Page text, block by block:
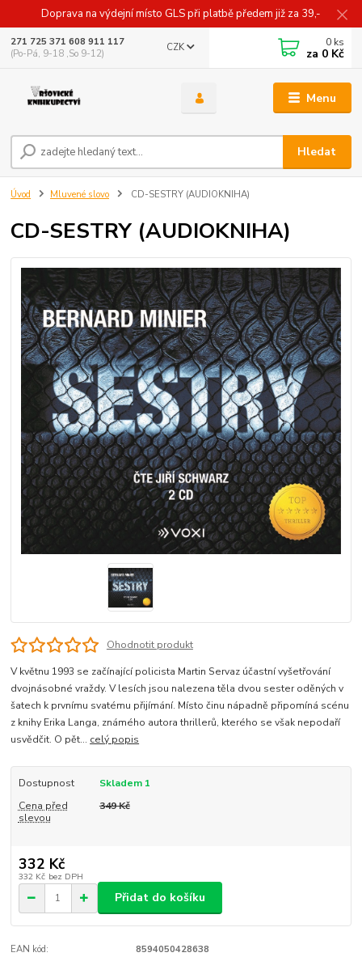
Doprava na výdejní místo GLS při platbě předem již za 39,-
Menu
CZK
Hledat
271 725 371 608 911 117
(Po-Pá, 9-18 ,So 9-12)
0 ks
za 0 Kč
Úvod Mluvené slovo CD-SESTRY (AUDIOKNIHA)
CD-SESTRY (AUDIOKNIHA)
Ohodnotit produkt
V květnu 1993 se začínající policista Martin Servaz účastní vyšetřování
dvojnásobné vraždy. V lesích jsou nalezena těla dvou sester oděných v
šatech k prvnímu svatému přijímání. Místo činu nápadně připomíná scénu
z knihy Erika Langa, známého autora thrillerů, kterého se však nepodaří
usvědčit. O pět... celý popis
Dostupnost
Skladem 1
Cena před
slevou
349 Kč
332 Kč
332 Kč bez DPH
Přidat do košíku
EAN kód:
8594050428638